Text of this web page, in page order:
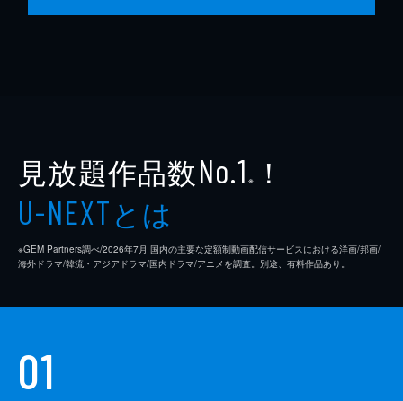
見放題作品数No.1 ※ ！
U-NEXTとは
※GEM Partners調べ/2026年7⽉ 国内の主要な定額制動画配信サービスにおける洋画/邦画/
海外ドラマ/韓流・アジアドラマ/国内ドラマ/アニメを調査。別途、有料作品あり。
01